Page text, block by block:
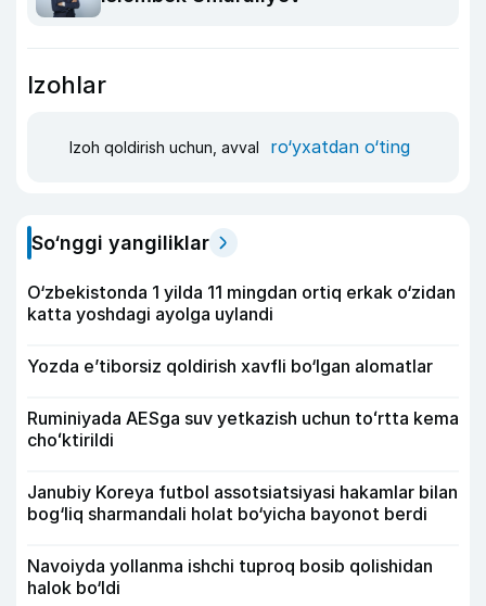
Izohlar
Izoh qoldirish uchun, avval ro‘yxatdan o‘ting
So‘nggi yangiliklar
O‘zbekistonda 1 yilda 11 mingdan ortiq erkak o‘zidan
katta yoshdagi ayolga uylandi
Yozda e’tiborsiz qoldirish xavfli bo‘lgan alomatlar
Ruminiyada AESga suv yetkazish uchun toʻrtta kema
choʻktirildi
Janubiy Koreya futbol assotsiatsiyasi hakamlar bilan
bog‘liq sharmandali holat bo‘yicha bayonot berdi
Navoiyda yollanma ishchi tuproq bosib qolishidan
halok bo‘ldi